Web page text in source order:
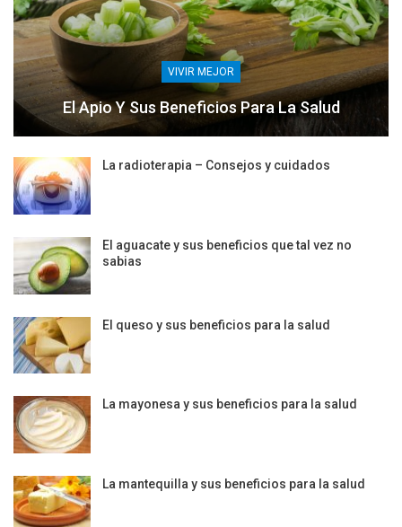
VIVIR MEJOR
El Apio Y Sus Beneficios Para La Salud
La radioterapia – Consejos y cuidados
El aguacate y sus beneficios que tal vez no
sabias
El queso y sus beneficios para la salud
La mayonesa y sus beneficios para la salud
La mantequilla y sus beneficios para la salud